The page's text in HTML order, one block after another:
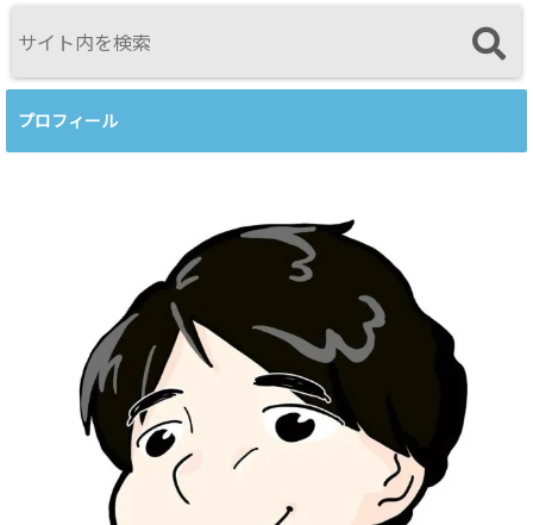
プロフィール